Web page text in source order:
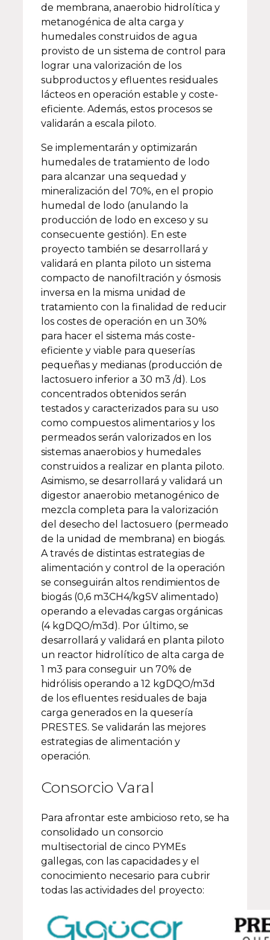
de membrana, anaerobio hidrolítica y
metanogénica de alta carga y
humedales construidos de agua
provisto de un sistema de control para
lograr una valorización de los
subproductos y efluentes residuales
lácteos en operación estable y coste-
eficiente. Además, estos procesos se
validarán a escala piloto.
Se implementarán y optimizarán
humedales de tratamiento de lodo
para alcanzar una sequedad y
mineralización del 70%, en el propio
humedal de lodo (anulando la
producción de lodo en exceso y su
consecuente gestión). En este
proyecto también se desarrollará y
validará en planta piloto un sistema
compacto de nanofiltración y ósmosis
inversa en la misma unidad de
tratamiento con la finalidad de reducir
los costes de operación en un 30%
para hacer el sistema más coste-
eficiente y viable para queserías
pequeñas y medianas (producción de
lactosuero inferior a 30 m3 /d). Los
concentrados obtenidos serán
testados y caracterizados para su uso
como compuestos alimentarios y los
permeados serán valorizados en los
sistemas anaerobios y humedales
construidos a realizar en planta piloto.
Asimismo, se desarrollará y validará un
digestor anaerobio metanogénico de
mezcla completa para la valorización
del desecho del lactosuero (permeado
de la unidad de membrana) en biogás.
A través de distintas estrategias de
alimentación y control de la operación
se conseguirán altos rendimientos de
biogás (0,6 m3CH4/kgSV alimentado)
operando a elevadas cargas orgánicas
(4 kgDQO/m3d). Por último, se
desarrollará y validará en planta piloto
un reactor hidrolítico de alta carga de
1 m3 para conseguir un 70% de
hidrólisis operando a 12 kgDQO/m3d
de los efluentes residuales de baja
carga generados en la quesería
PRESTES. Se validarán las mejores
estrategias de alimentación y
operación.
Consorcio Varal
Para afrontar este ambicioso reto, se ha
consolidado un consorcio
multisectorial de cinco PYMEs
gallegas, con las capacidades y el
conocimiento necesario para cubrir
todas las actividades del proyecto: